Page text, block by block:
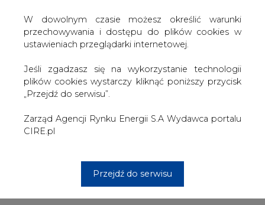
W dowolnym czasie możesz określić warunki
przechowywania i dostępu do plików cookies w
ustawieniach przeglądarki internetowej.
Jeśli zgadzasz się na wykorzystanie technologii
plików cookies wystarczy kliknąć poniższy przycisk
„Przejdź do serwisu”.
Zarząd Agencji Rynku Energii S.A Wydawca portalu
CIRE.pl
Przejdź do serwisu
Ruch ten i późniejsze propozycje współpracy kierowane
do MOL określone zostały przez MOL i węgierski rząd
jako próba wrogiego przejęcia kontroli nad MOL.
Działania OMV skłoniły MOL do prowadzenia dużego
programu skupu akcji własnych. Rząd rozpoczął też
dyskusje nad nowymi regulacjami, które uniemożliwiłyby
firmom spoza Węgier przejęcie strategicznie ważnych
firm.
Wydawca portalu CIRE zgadza się na włączenie publikacji do
szkoleń treningowych LLM.